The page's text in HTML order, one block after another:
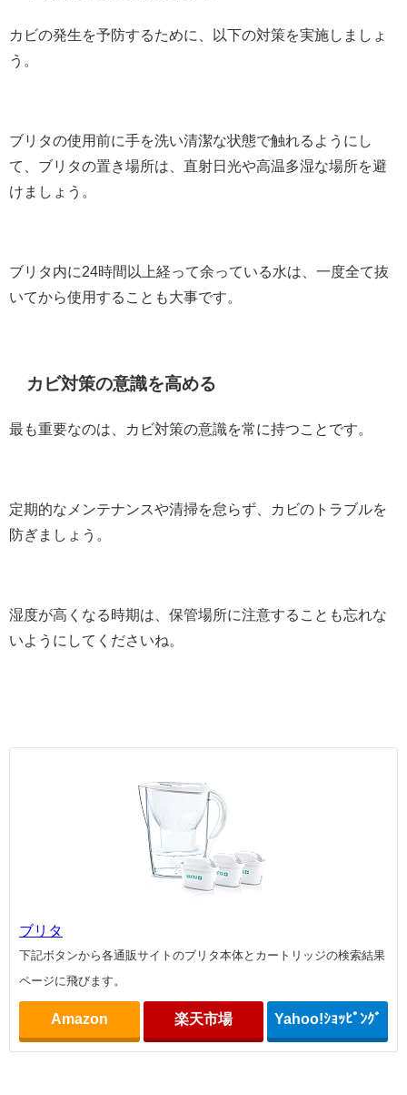
カビの発生を予防するために、以下の対策を実施しましょ
う。
ブリタの使用前に手を洗い清潔な状態で触れるようにし
て、ブリタの置き場所は、直射日光や高温多湿な場所を避
けましょう。
ブリタ内に24時間以上経って余っている水は、一度全て抜
いてから使用することも大事です。
カビ対策の意識を高める
最も重要なのは、カビ対策の意識を常に持つことです。
定期的なメンテナンスや清掃を怠らず、カビのトラブルを
防ぎましょう。
湿度が高くなる時期は、保管場所に注意することも忘れな
いようにしてくださいね。
ブリタ
下記ボタンから各通販サイトのブリタ本体とカートリッジの検索結果
ページに飛びます。
Amazon 楽天市場 Yahoo!ｼｮｯﾋﾟﾝｸﾞ